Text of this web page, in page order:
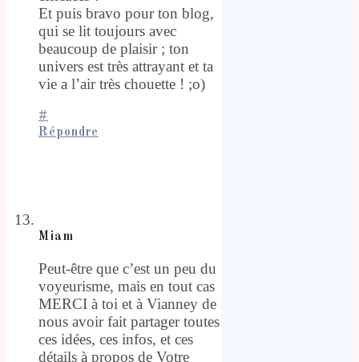
Et puis bravo pour ton blog,
qui se lit toujours avec
beaucoup de plaisir ; ton
univers est très attrayant et ta
vie a l’air très chouette ! ;o)
#
Répondre
Miam
Peut-être que c’est un peu du
voyeurisme, mais en tout cas
MERCI à toi et à Vianney de
nous avoir fait partager toutes
ces idées, ces infos, et ces
détails à propos de Votre